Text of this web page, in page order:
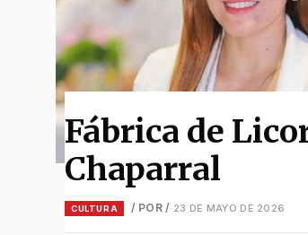
Fábrica de
Chaparral
CULTURA / POR/ 23 DE MAYO DE 2026